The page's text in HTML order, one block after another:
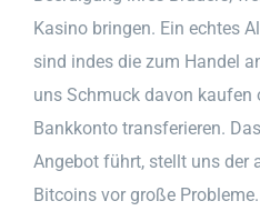
Kasino bringen. Ein echtes
sind indes die zum Handel
uns Schmuck davon kaufen
Bankkonto transferieren.
Angebot führt, stellt uns der
Bitcoins vor große Probleme.